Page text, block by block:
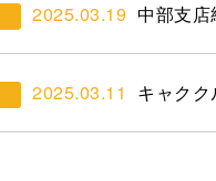
2025.03.19 中部支
2025.03.11 キャク